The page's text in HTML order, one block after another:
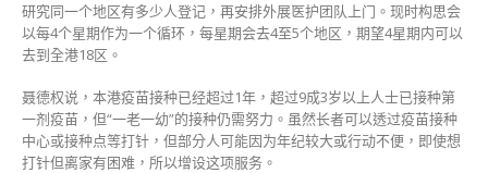
研究同一个地区有多少人登记，再安排外展医护团队上门。现时构思会
以每4个星期作为一个循环，每星期会去4至5个地区，期望4星期内可以
去到全港18区。
聂德权说，本港疫苗接种已经超过1年，超过9成3岁以上人士已接种第
一剂疫苗，但“一老一幼”的接种仍需努力。虽然长者可以透过疫苗接种
中心或接种点等打针，但部分人可能因为年纪较大或行动不便，即使想
打针但离家有困难，所以增设这项服务。